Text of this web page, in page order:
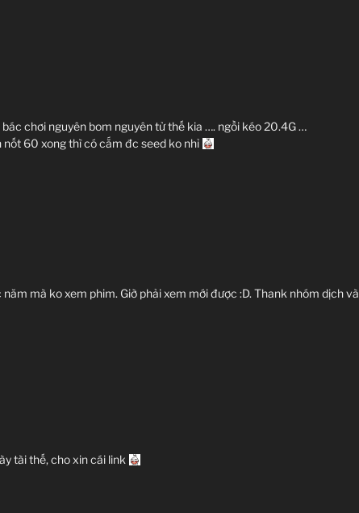
chơi nguyên bom nguyên tử thế kia …. ngồi kéo 20.4G …
nốt 60 xong thì có cắm đc seed ko nhỉ
mà ko xem phim. Giờ phải xem mới được :D. Thank nhóm dịch và
tài thế, cho xin cái link